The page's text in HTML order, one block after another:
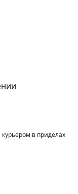
курьером в приделах